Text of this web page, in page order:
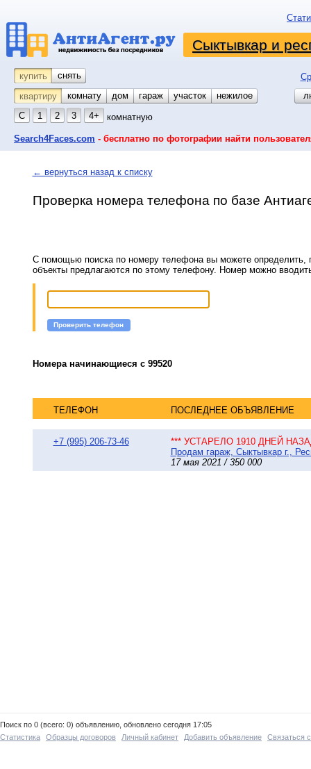
Сыктывкар и
купить снять
квартиру
комнату койко-место
дом гараж участок
нежилое
С
1 2 3 4+ комнатную
Search4Faces.com - бесплатно по фотографии найти
← вернуться назад к списку
Проверка номера телефона по базе
С помощью поиска по номеру телефона вы можете определить,
объекты предлагаются по этому телефону. Номер можно
Проверить телефон
Номера начинающиеся с 99520
ТЕЛЕФОН ПОСЛЕДНЕЕ ОБЪЯВЛЕНИЕ
+7 (995) 206-73-46
*** УСТАРЕЛО 1910 ДНЕЙ
Продам гараж, Сыктывкар г.,
17 мая 2021 / 350 000
Поиск по 0 (всего: 0) объявлению, обновлено сегодня 17:05
Статистика
Образцы договоров Личный кабинет Добавить объявление Связаться